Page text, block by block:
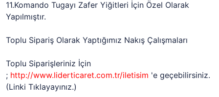
11.Komando Tugayı Zafer Yiğitleri İçin Özel Olarak
Yapılmıştır.
Toplu Sipariş Olarak Yaptığımız Nakış Çalışmaları
Toplu Siparişleriniz İçin
; http://www.liderticaret.com.tr/iletisim 'e geçebilirsiniz.
(Linki Tıklayayınız.)